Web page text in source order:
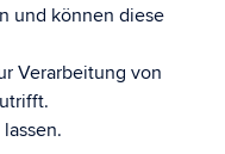
und können diese
Verarbeitung von